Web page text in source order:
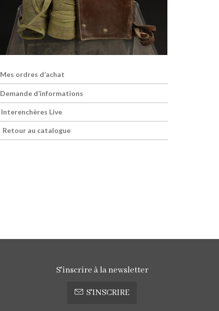
Mes ordres d’achat
Demande d’informations
Interenchères Live
Retour au catalogue
S'inscrire à la newsletter
S'INSCRIRE